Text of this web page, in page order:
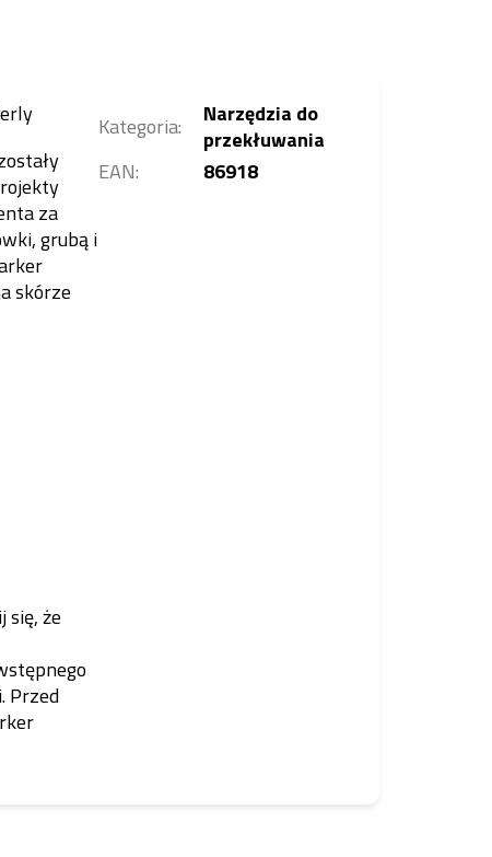
za
grubą i
skórze
że
Przed
Kategoria:
Narzędzia do
przekłuwania
EAN: 86918